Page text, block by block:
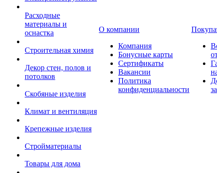
Расходные
материалы и
оснастка
Строительная химия
Декор стен, полов и
потолков
Скобяные изделия
Климат и вентиляция
Крепежные изделия
Стройматериалы
Товары для дома
О компании
Компания
Бонусные карты
Сертификаты
Вакансии
Политика
конфиденциальности